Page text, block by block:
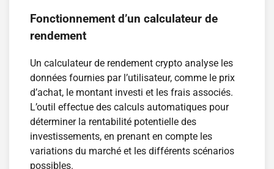
Fonctionnement d’un calculateur de
rendement
Un calculateur de rendement crypto analyse les
données fournies par l’utilisateur, comme le prix
d’achat, le montant investi et les frais associés.
L’outil effectue des calculs automatiques pour
déterminer la rentabilité potentielle des
investissements, en prenant en compte les
variations du marché et les différents scénarios
possibles.